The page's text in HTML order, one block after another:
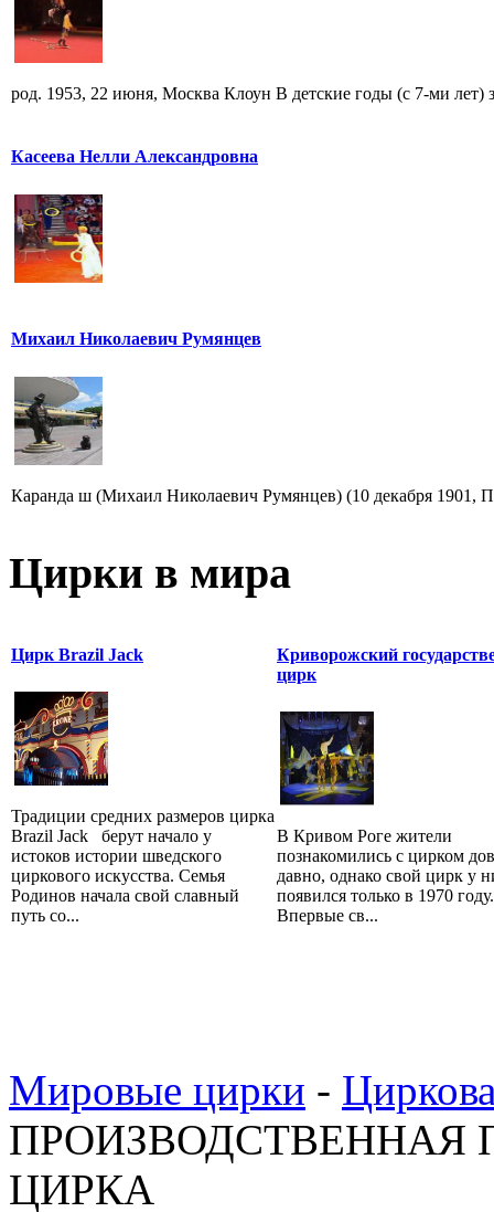
род. 1953, 22 июня, Москва Клоун В детские годы (с 7-ми лет)
Касеева Нелли Александровна
Михаил Николаевич Румянцев
Каранда ш (Михаил Николаевич Румянцев) (10 декабря 1901,
Цирки в мира
Цирк Brazil Jack
Традиции средних размеров цирка
Brazil Jack берут начало у
истоков истории шведского
циркового искусства. Семья
Родинов начала свой славный
путь со...
Криворожский
цирк
В Кривом Роге жители
познакомились с цирком
давно, однако свой цирк у
появился только в 1970 году.
Впервые св...
Мировые цирки -
ЦИРКА